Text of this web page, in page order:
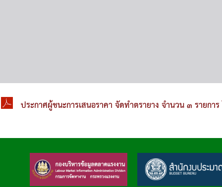
ประกาศผู้ชนะการเสนอราคา จัดทำตรายาง จำนวน ๓ รายการ